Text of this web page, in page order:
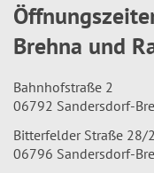
Brehna und
Bahnhofstraße 2
06792 Sandersdorf-
Bitterfelder Straße 28/
06796 Sandersdorf-